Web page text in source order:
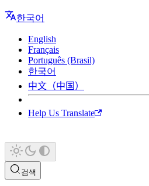
한국어
English
Français
Português (Brasil)
한국어
中文（中国）
Help Us Translate
검색